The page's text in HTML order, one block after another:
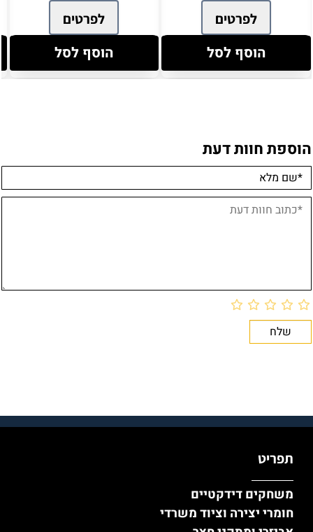
לפרטים
הוסף לסל
לפרטים
הוסף לסל
הוספת חוות דעת
תפריט
משחקים דידקטיים
חומרי יצירה וציוד משרדי